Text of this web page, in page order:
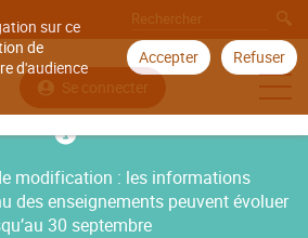
sur ce
de
d'audience
Accepter Refuser
Se connecter
modification : les informations
des enseignements peuvent évoluer
30 septembre